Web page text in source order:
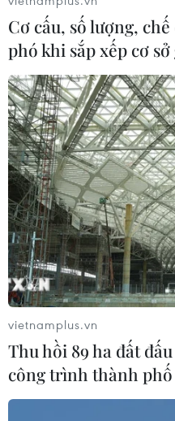
Cơ cấu, số lượng,
phó khi sắp xếp cơ
vietnamplus.vn
Thu hồi 89 ha đất
công trình thành